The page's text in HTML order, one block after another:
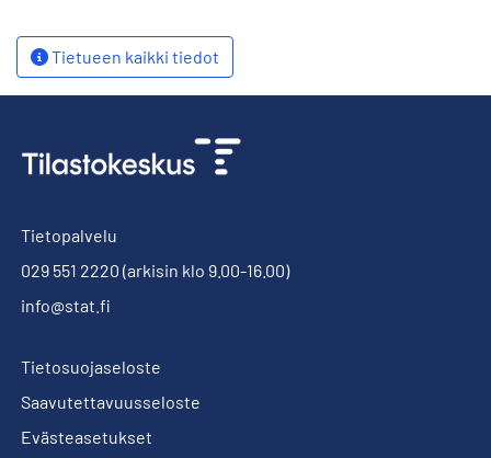
Tietueen kaikki tiedot
Tietopalvelu
029 551 2220 (arkisin klo 9.00-16.00)
info@stat.fi
Tietosuojaseloste
Saavutettavuusseloste
Evästeasetukset